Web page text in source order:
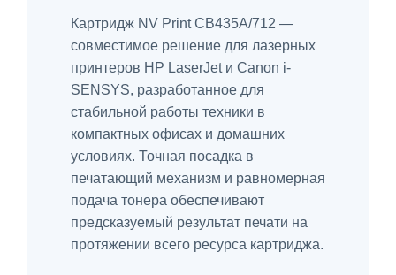
Картридж NV Print CB435A/712 —
совместимое решение для лазерных
принтеров HP LaserJet и Canon i-
SENSYS, разработанное для
стабильной работы техники в
компактных офисах и домашних
условиях. Точная посадка в
печатающий механизм и равномерная
подача тонера обеспечивают
предсказуемый результат печати на
протяжении всего ресурса картриджа.